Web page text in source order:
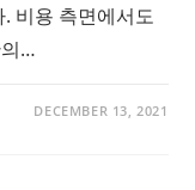
비용 측면에서도
의…
DECEMBER 13, 2021